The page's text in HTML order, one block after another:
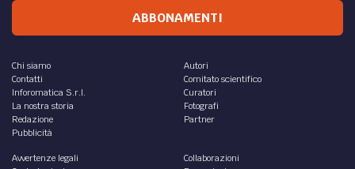
ABBONAMENTI
Chi siamo
Contatti
Inforomatica S.r.l.
La nostra storia
Redazione
Pubblicità
Autori
Comitato scientifico
Curatori
Fotografi
Partner
Avvertenze legali
Collaborazioni